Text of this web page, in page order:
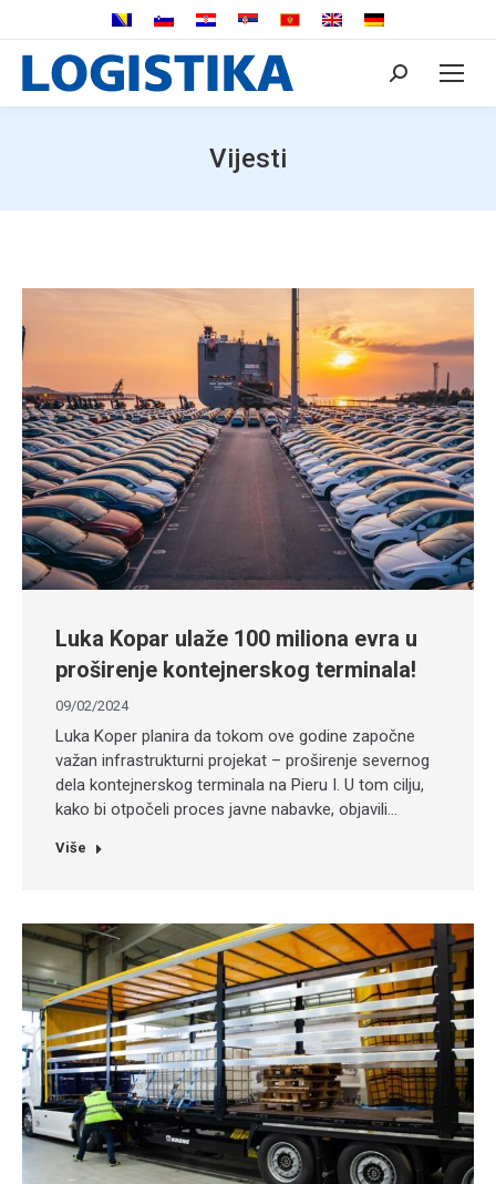
Search:
Vijesti
Luka Kopar ulaže 100 miliona evra u
proširenje kontejnerskog terminala!
09/02/2024
Luka Koper planira da tokom ove godine započne
važan infrastrukturni projekat – proširenje severnog
dela kontejnerskog terminala na Pieru I. U tom cilju,
kako bi otpočeli proces javne nabavke, objavili…
Više